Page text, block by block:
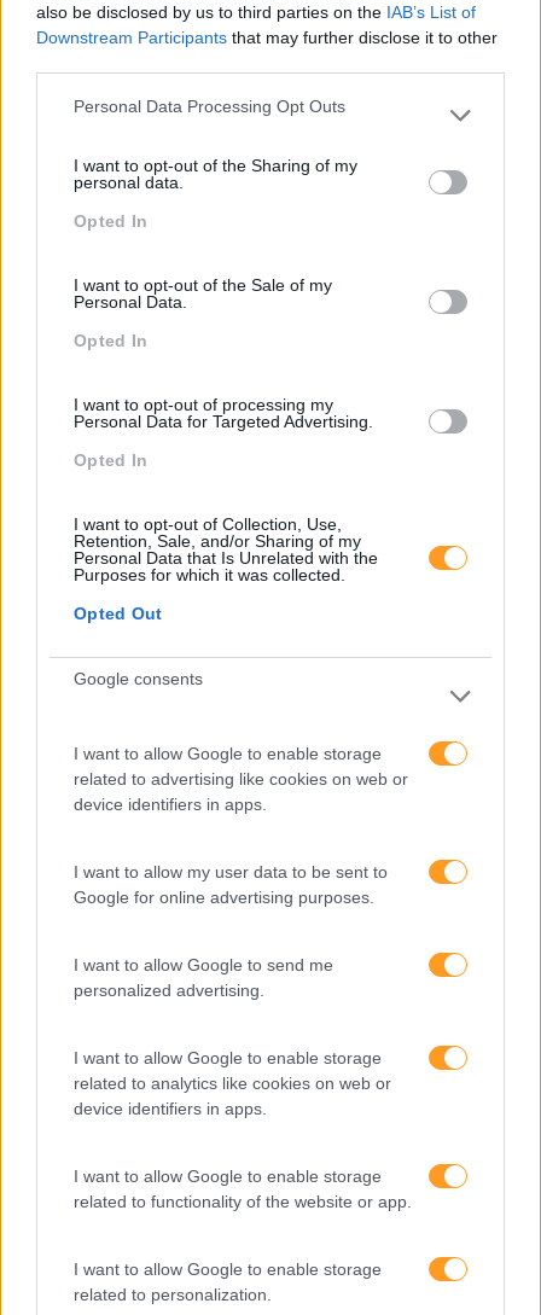
also be disclosed by us to third parties on the IAB’s List of
Downstream Participants that may further disclose it to other
Please note that this website/app uses one or more Google
not limited to your visit or usage behaviour. You may click to
grant or deny consent to Google and its third-party tags to
use your data for below specified purposes in below Google
Personal Data Processing Opt Outs
I want to opt-out of the Sharing of my
personal data.
Opted In
I want to opt-out of the Sale of my
Personal Data.
Opted In
I want to opt-out of processing my
Personal Data for Targeted Advertising.
Opted In
I want to opt-out of Collection, Use,
Retention, Sale, and/or Sharing of my
Personal Data that Is Unrelated with the
Purposes for which it was collected.
Opted Out
Google consents
I want to allow Google to enable storage
related to advertising like cookies on web or
device identifiers in apps.
I want to allow my user data to be sent to
Google for online advertising purposes.
I want to allow Google to send me
personalized advertising.
I want to allow Google to enable storage
related to analytics like cookies on web or
device identifiers in apps.
I want to allow Google to enable storage
related to functionality of the website or app.
I want to allow Google to enable storage
related to personalization.
Human Resources
Anterior
PORTO RH MEETING
Seguinte
Também Poderá Gostar
Empresa E A Relação
Com A Saúde Mental E A
Organização Em Todas
As Gerações
Pesquisa